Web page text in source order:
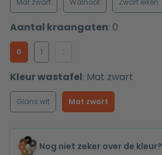
Mat zwart Walnoot Zwart eiken
Aantal kraangaten: 0
0 1
Kleur wastafel: Mat zwart
Glans wit Mat zwart
Nog niet zeker over de kleur?